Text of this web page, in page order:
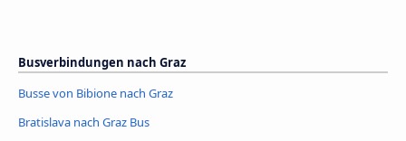
Busverbindungen nach Graz
Busse von Bibione nach Graz
Bratislava nach Graz Bus